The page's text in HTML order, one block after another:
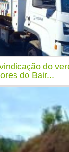
do
do Bair...